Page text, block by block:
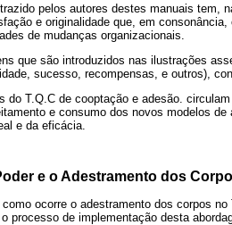
pelos autores destes manuais tem,
e originalidade que, em
de mudanças organizacionais.
que são introduzidos nas ilustrações
sucesso, recompensas, e outros),
do T.Q.C de cooptação e adesão.
e consumo dos novos modelos
e da eficácia.
e o Adestramento dos
ocorre o adestramento dos corpos
processo de implementação desta